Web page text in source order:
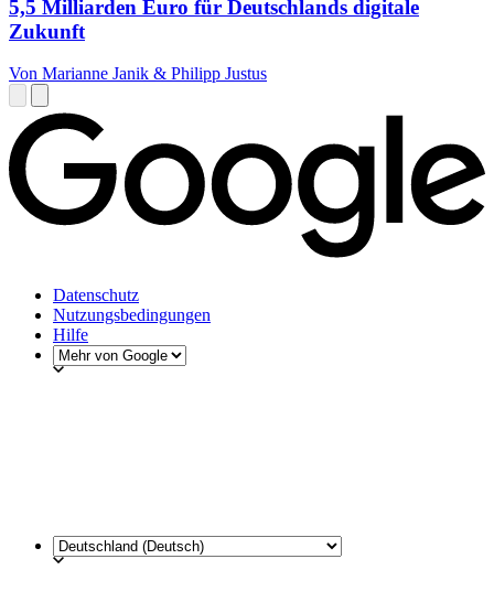
5,5 Milliarden Euro für Deutschlands digitale
Zukunft
Von Marianne Janik & Philipp Justus
Datenschutz
Nutzungsbedingungen
Hilfe